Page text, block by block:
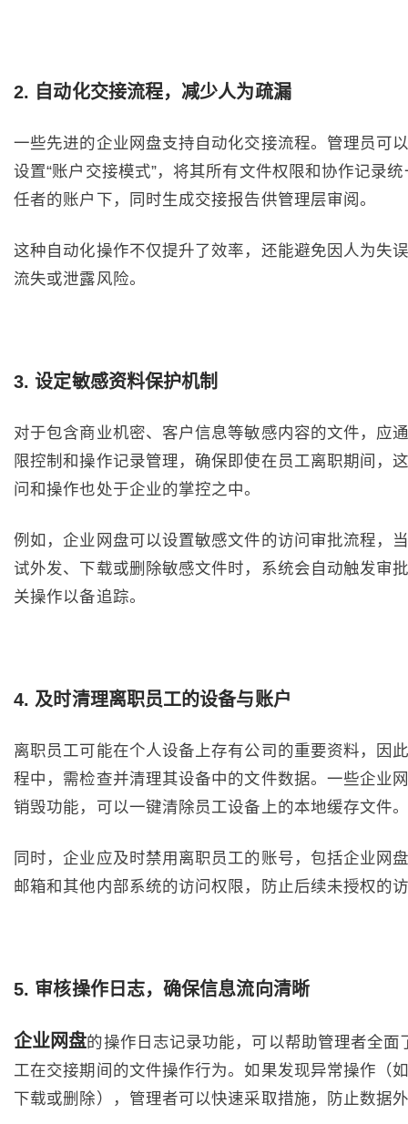
2. 自动化交接流程，减少人为疏漏
一些先进的企业网盘支持自动化交接流程。管理员可
设置“账户交接模式”，将其所有文件权限和协作记录
任者的账户下，同时生成交接报告供管理层审阅。
这种自动化操作不仅提升了效率，还能避免因人为失
流失或泄露风险。
3. 设定敏感资料保护机制
对于包含商业机密、客户信息等敏感内容的文件，应
限控制和操作记录管理，确保即使在员工离职期间，
问和操作也处于企业的掌控之中。
例如，企业网盘可以设置敏感文件的访问审批流程，
试外发、下载或删除敏感文件时，系统会自动触发审
关操作以备追踪。
4. 及时清理离职员工的设备与账户
离职员工可能在个人设备上存有公司的重要资料，因
程中，需检查并清理其设备中的文件数据。一些企业
销毁功能，可以一键清除员工设备上的本地缓存文件
同时，企业应及时禁用离职员工的账号，包括企业网
邮箱和其他内部系统的访问权限，防止后续未授权的
5. 审核操作日志，确保信息流向清晰
企业网盘的操作日志记录功能，可以帮助管理者全面
工在交接期间的文件操作行为。如果发现异常操作（
下载或删除），管理者可以快速采取措施，防止数据